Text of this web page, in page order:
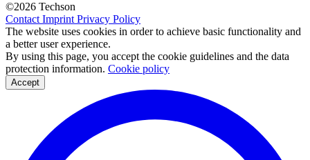
©2026 Techson
Contact Imprint Privacy Policy
The website uses cookies in order to achieve basic functionality and
a better user experience.
By using this page, you accept the cookie guidelines and the data
protection information. Cookie policy
Accept